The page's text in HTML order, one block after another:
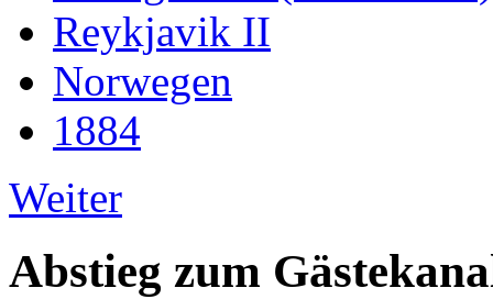
Reykjavik II
Norwegen
1884
Weiter
Abstieg zum